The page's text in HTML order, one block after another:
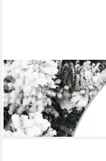
VIDAXL
Weihnachtsfigur
Schnee 240 cm PVC &
ab 113,99 €
lieferbar - in 5-6 Werktagen